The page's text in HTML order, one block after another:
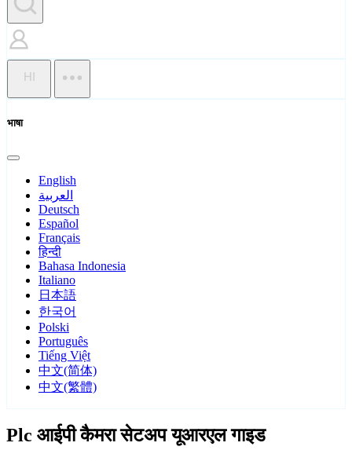
HI
भाषा
English
العربية
Deutsch
Español
Français
हिन्दी
Bahasa Indonesia
Italiano
日本語
한국어
Polski
Português
Tiếng Việt
中文(简体)
中文(繁體)
Plc आईपी कैमरा सेटअप यूआरएल गाइड